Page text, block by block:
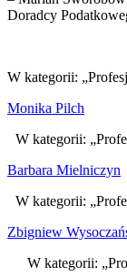
Doradcy
W kategorii:
Monika Pilch
W kategorii:
Barbara Mielniczyn
W kategorii:
Zbigniew
W kategorii: